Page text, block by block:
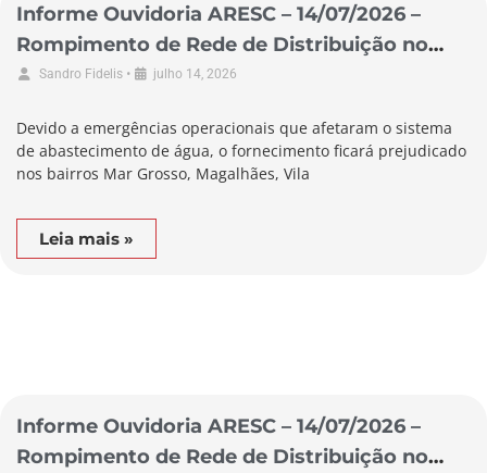
Informe Ouvidoria ARESC – 14/07/2026 –
Rompimento de Rede de Distribuição no
Município de Laguna
Sandro Fidelis • julho 14, 2026
Devido a emergências operacionais que afetaram o sistema
de abastecimento de água, o fornecimento ficará prejudicado
nos bairros Mar Grosso, Magalhães, Vila
Leia mais »
Informe Ouvidoria ARESC – 14/07/2026 –
Rompimento de Rede de Distribuição no